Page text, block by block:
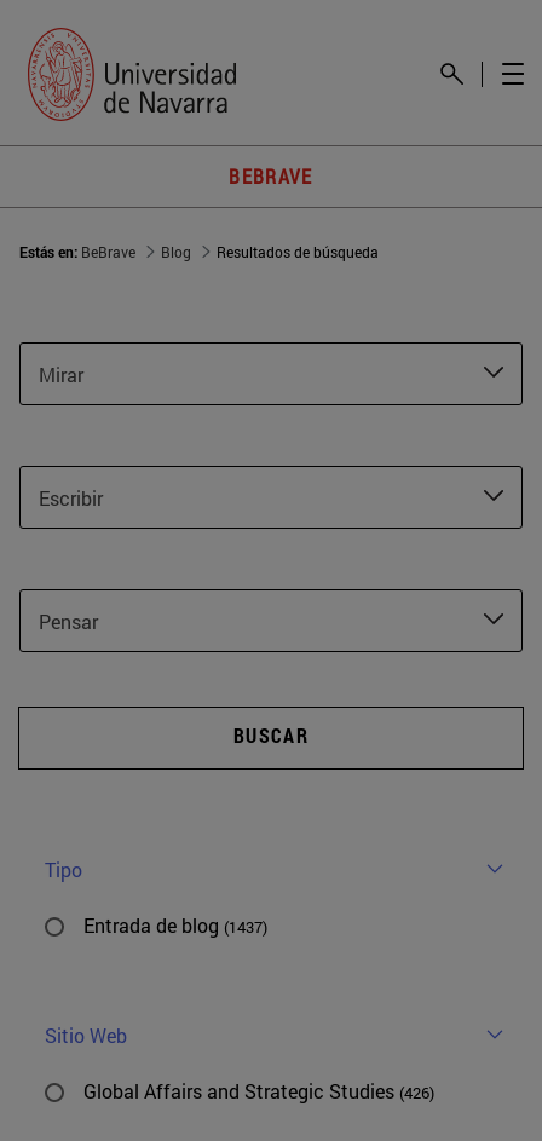
BEBRAVE
Estás en: BeBrave Blog Resultados de búsqueda
Mirar
Escribir
Pensar
BUSCAR
Tipo
Entrada de blog (1437)
Sitio Web
Global Affairs and Strategic Studies (426)